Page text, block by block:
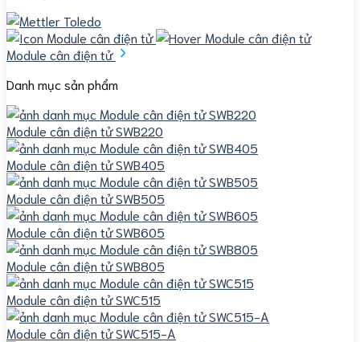
Module cân điện tử
Danh mục sản phẩm
Module cân điện tử SWB220
Module cân điện tử SWB405
Module cân điện tử SWB505
Module cân điện tử SWB605
Module cân điện tử SWB805
Module cân điện tử SWC515
Module cân điện tử SWC515-A